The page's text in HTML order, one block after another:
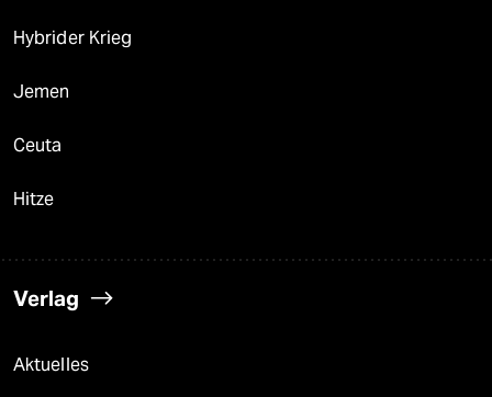
Hybrider Krieg
Jemen
Ceuta
Hitze
Verlag
Aktuelles